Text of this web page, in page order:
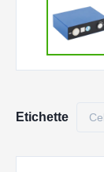
Etichette